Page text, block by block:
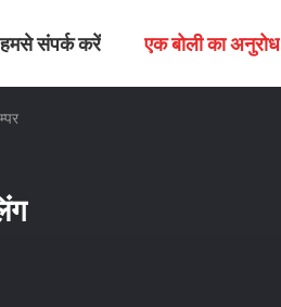
हमसे संपर्क करें एक बोली का अनुरोध